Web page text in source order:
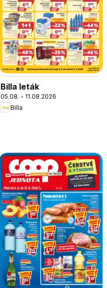
Billa leták
05.08. - 11.08.2026
Billa